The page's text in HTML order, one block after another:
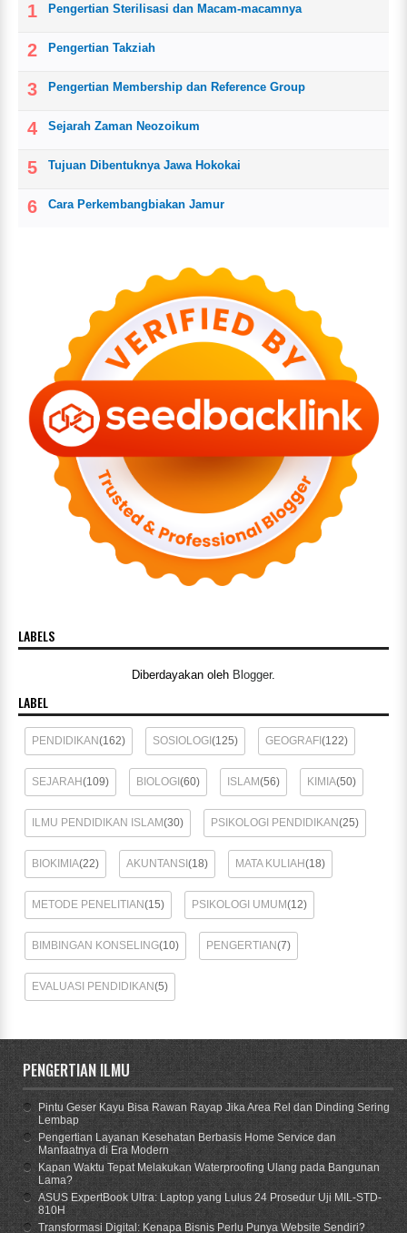
Pengertian Sterilisasi dan Macam-macamnya
Pengertian Takziah
Pengertian Membership dan Reference Group
Sejarah Zaman Neozoikum
Tujuan Dibentuknya Jawa Hokokai
Cara Perkembangbiakan Jamur
LABELS
Diberdayakan oleh Blogger.
LABEL
PENDIDIKAN(162) SOSIOLOGI(125) GEOGRAFI(122)
SEJARAH(109) BIOLOGI(60) ISLAM(56) KIMIA(50)
ILMU PENDIDIKAN ISLAM(30) PSIKOLOGI PENDIDIKAN(25)
BIOKIMIA(22) AKUNTANSI(18) MATA KULIAH(18)
METODE PENELITIAN(15) PSIKOLOGI UMUM(12)
BIMBINGAN KONSELING(10) PENGERTIAN(7)
EVALUASI PENDIDIKAN(5)
PENGERTIAN ILMU
Pintu Geser Kayu Bisa Rawan Rayap Jika Area Rel dan Dinding Sering
Lembap
Pengertian Layanan Kesehatan Berbasis Home Service dan
Manfaatnya di Era Modern
Kapan Waktu Tepat Melakukan Waterproofing Ulang pada Bangunan
Lama?
ASUS ExpertBook Ultra: Laptop yang Lulus 24 Prosedur Uji MIL-STD-
810H
Transformasi Digital: Kenapa Bisnis Perlu Punya Website Sendiri?